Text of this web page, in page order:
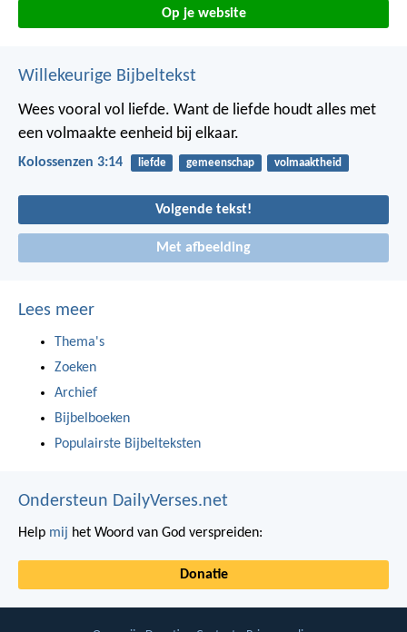
Op je website
Willekeurige Bijbeltekst
Wees vooral vol liefde. Want de liefde houdt alles met
een volmaakte eenheid bij elkaar.
Kolossenzen 3:14 liefde gemeenschap volmaaktheid
Volgende tekst!
Met afbeelding
Lees meer
Thema's
Zoeken
Archief
Bijbelboeken
Populairste Bijbelteksten
Ondersteun DailyVerses.net
Help mij het Woord van God verspreiden:
Donatie